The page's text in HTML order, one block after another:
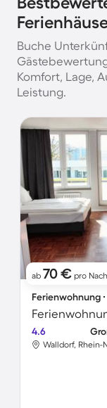
Buche
Komfort, Lage,
Leistung.
ab 70 € pro
Ferienwohnung
4.6
Walldorf, Rhein-